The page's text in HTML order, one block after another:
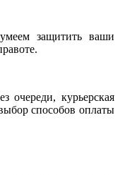
защитить ваши
очереди, курьерская
способов оплаты